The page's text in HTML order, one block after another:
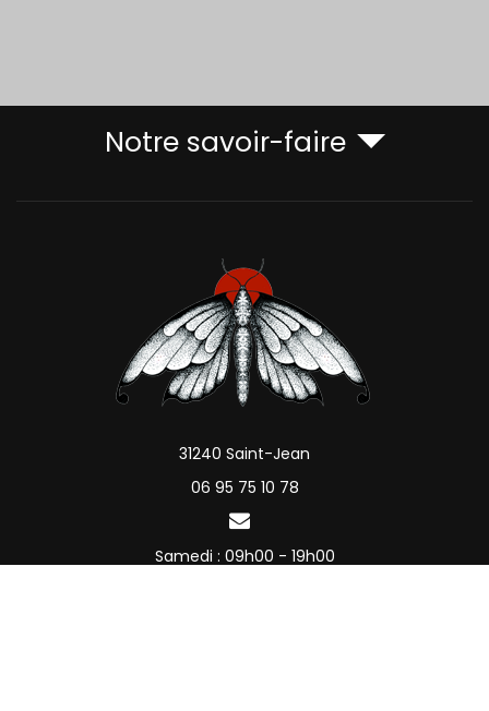
Notre savoir-faire
31240 Saint-Jean
06 95 75 10 78
Samedi : 09h00 - 19h00